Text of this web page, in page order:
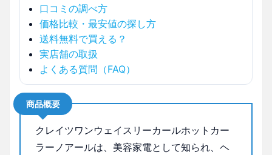
口コミの調べ方
価格比較・最安値の探し方
送料無料で買える？
実店舗の取扱
よくある質問（FAQ）
商品概要
クレイツワンウェイスリーカールホットカー
ラーノアールは、美容家電として知られ、ヘ